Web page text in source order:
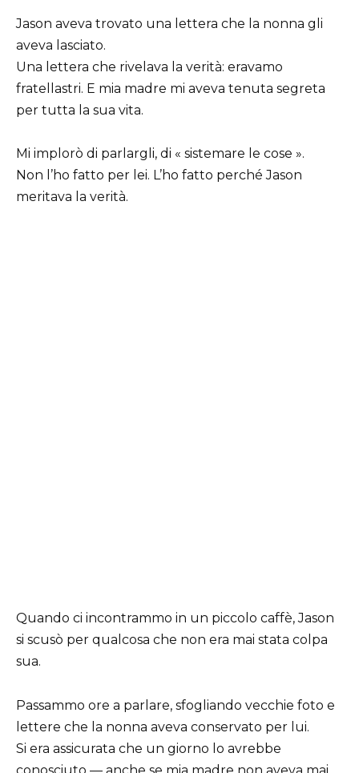
Jason aveva trovato una lettera che la nonna gli
aveva lasciato.
Una lettera che rivelava la verità: eravamo
fratellastri. E mia madre mi aveva tenuta segreta
per tutta la sua vita.
Mi implorò di parlargli, di « sistemare le cose ».
Non l’ho fatto per lei. L’ho fatto perché Jason
meritava la verità.
Quando ci incontrammo in un piccolo caffè, Jason
si scusò per qualcosa che non era mai stata colpa
sua.
Passammo ore a parlare, sfogliando vecchie foto e
lettere che la nonna aveva conservato per lui.
Si era assicurata che un giorno lo avrebbe
conosciuto — anche se mia madre non aveva mai